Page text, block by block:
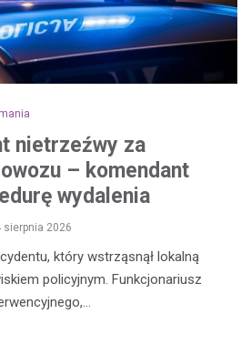
nietrzeźwy za
– komendant
wydalenia
sierpnia 2026
który wstrząsnął lokalną
policyjnym. Funkcjonariusz